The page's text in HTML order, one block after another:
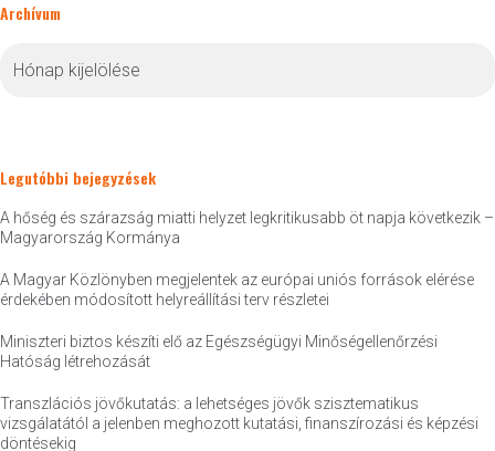
Archívum
Legutóbbi bejegyzések
A hőség és szárazság miatti helyzet legkritikusabb öt napja következik –
Magyarország Kormánya
A Magyar Közlönyben megjelentek az európai uniós források elérése
érdekében módosított helyreállítási terv részletei
Miniszteri biztos készíti elő az Egészségügyi Minőségellenőrzési
Hatóság létrehozását
Transzlációs jövőkutatás: a lehetséges jövők szisztematikus
vizsgálatától a jelenben meghozott kutatási, finanszírozási és képzési
döntésekig